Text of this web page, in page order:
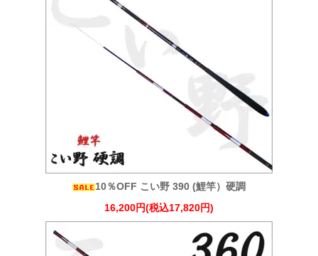
10％OFF こい野 390 (鯉竿）硬調
16,200円(税込17,820円)